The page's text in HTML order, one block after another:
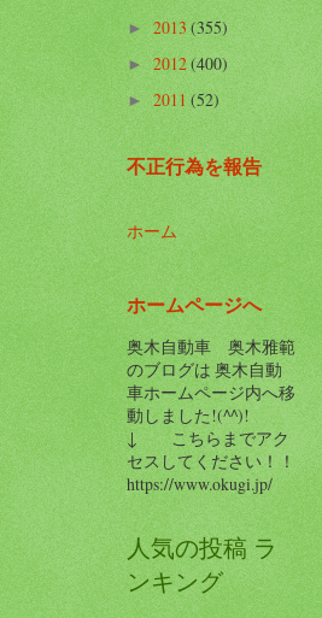
►2013(355)
►2012(400)
►2011(52)
不正行為を報告
ホーム
ホームページへ
奥木自動車 奥木雅範
のブログは 奥木自動
車ホームページ内へ移
動しました!(^^)!
↓ こちらまでアク
セスしてください！！
https://www.okugi.jp/
人気の投稿 ラ
ンキング